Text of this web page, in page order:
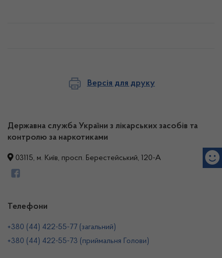
Версія для друку
Державна служба України з лікарських засобів та
контролю за наркотиками
03115, м. Київ, просп. Берестейський, 120-А
Телефони
+380 (44) 422-55-77 (загальний)
+380 (44) 422-55-73 (приймальня Голови)